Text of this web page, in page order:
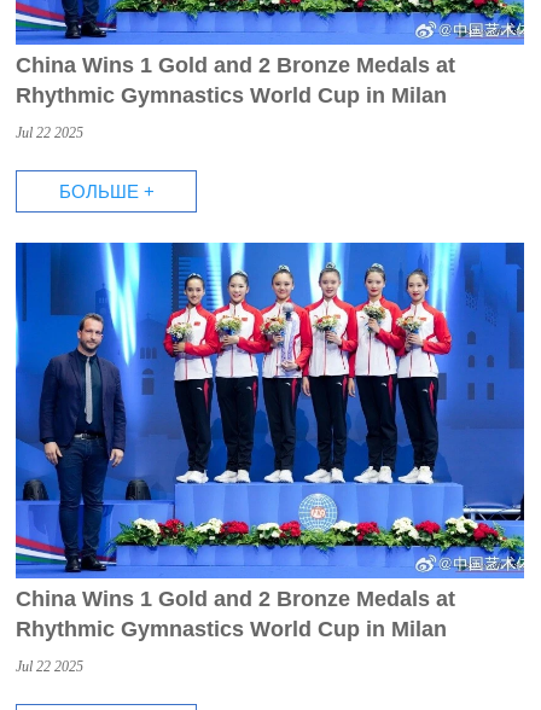
China Wins 1 Gold and 2 Bronze Medals at
Rhythmic Gymnastics World Cup in Milan
Jul 22 2025
БОЛЬШЕ +
China Wins 1 Gold and 2 Bronze Medals at
Rhythmic Gymnastics World Cup in Milan
Jul 22 2025